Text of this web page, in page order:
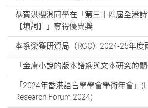
恭賀洪櫻淇同學在「第三十四屆全港
【填詞】」奪得優異獎
本系榮獲研資局（RGC）2024-25年度
「金庸小說的版本譜系與文本研究的
「2024年香港語言學學會學術年會」
Research Forum 2024)